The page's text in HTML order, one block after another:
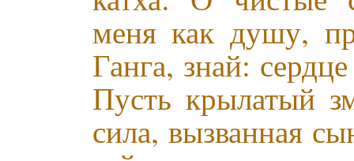
меня как душу,
Ганга, знай:
Пусть крылатый
сила, вызванная